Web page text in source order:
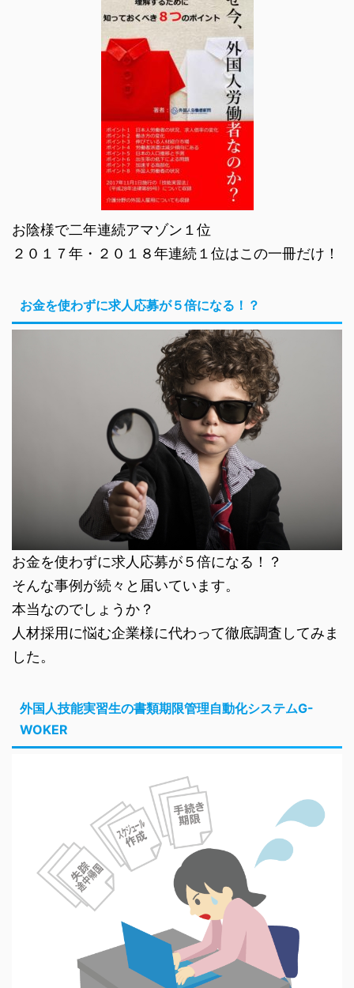
お陰様で二年連続アマゾン１位
２０１７年・２０１８年連続１位はこの一冊だけ！
お金を使わずに求人応募が５倍になる！？
お金を使わずに求人応募が５倍になる！？
そんな事例が続々と届いています。
本当なのでしょうか？
人材採用に悩む企業様に代わって徹底調査してみま
した。
外国人技能実習生の書類期限管理自動化システムG-
WOKER